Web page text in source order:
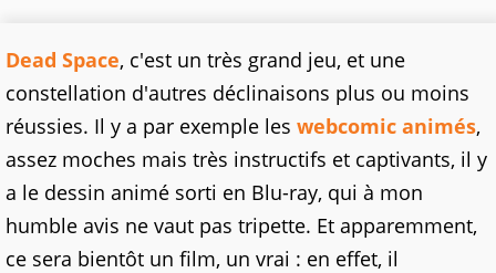
Dead Space, c'est un très grand jeu, et une
constellation d'autres déclinaisons plus ou moins
réussies. Il y a par exemple les webcomic animés,
assez moches mais très instructifs et captivants, il y
a le dessin animé sorti en Blu-ray, qui à mon
humble avis ne vaut pas tripette. Et apparemment,
ce sera bientôt un film, un vrai : en effet, il